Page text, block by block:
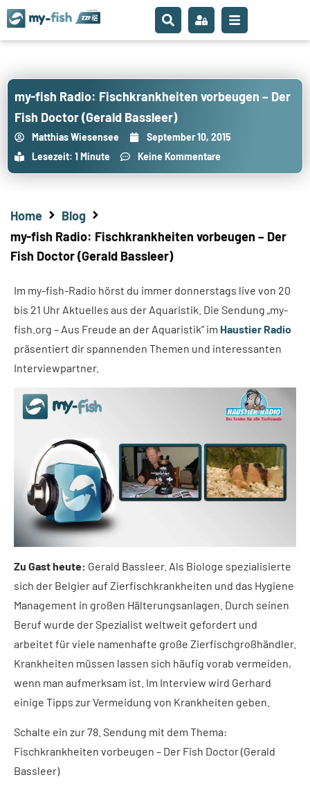
my-fish Radio: Fischkrankheiten vorbeugen – Der
Fish Doctor (Gerald Bassleer)
Matthias Wiesensee
September 10, 2015
Lesezeit: 1 Minute
Keine Kommentare
Home
Blog
my-fish Radio: Fischkrankheiten vorbeugen – Der
Fish Doctor (Gerald Bassleer)
Im my-fish-Radio hörst du immer donnerstags live von 20
bis 21 Uhr Aktuelles aus der Aquaristik. Die Sendung „my-
fish.org – Aus Freude an der Aquaristik“ im Haustier Radio
präsentiert dir spannenden Themen und interessanten
Interviewpartner.
Zu Gast heute: Gerald Bassleer. Als Biologe spezialisierte
sich der Belgier auf Zierfischkrankheiten und das Hygiene
Management in großen Hälterungsanlagen. Durch seinen
Beruf wurde der Spezialist weltweit gefordert und
arbeitet für viele namenhafte große Zierfischgroßhändler.
Krankheiten müssen lassen sich häufig vorab vermeiden,
wenn man aufmerksam ist. Im Interview wird Gerhard
einige Tipps zur Vermeidung von Krankheiten geben.
Schalte ein zur 78. Sendung mit dem Thema:
Fischkrankheiten vorbeugen – Der Fish Doctor (Gerald
Bassleer)